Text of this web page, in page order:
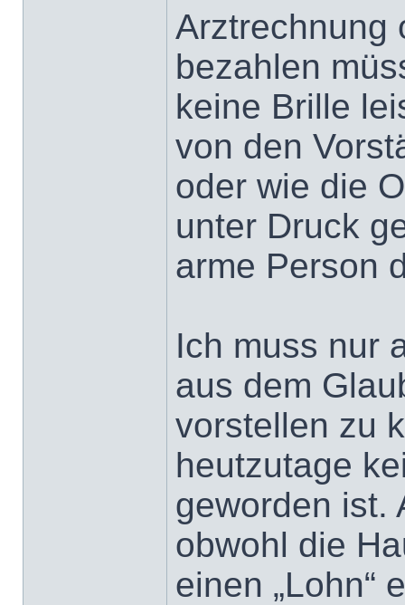
Arztrechnung
bezahlen
keine Brille
von den
oder wie die
unter Druck
arme Person
Ich muss nur
aus dem
vorstellen zu
heutzutage
geworden ist.
obwohl die
einen „Lohn“